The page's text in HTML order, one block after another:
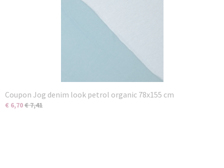
Coupon Jog denim look petrol organic 78x155 cm
€ 6,70€ 7,41